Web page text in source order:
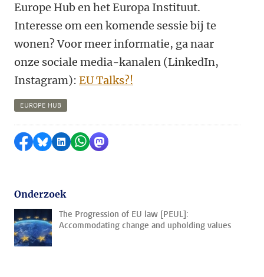
Europe Hub en het Europa Instituut.
Interesse om een komende sessie bij te
wonen? Voor meer informatie, ga naar
onze sociale media-kanalen (LinkedIn,
Instagram): EU Talks?!
EUROPE HUB
Delen op Facebook
Delen via Bluesky
Delen op LinkedIn
Delen via WhatsApp
Delen via Mastodon
Onderzoek
The Progression of EU law [PEUL]:
Accommodating change and upholding values